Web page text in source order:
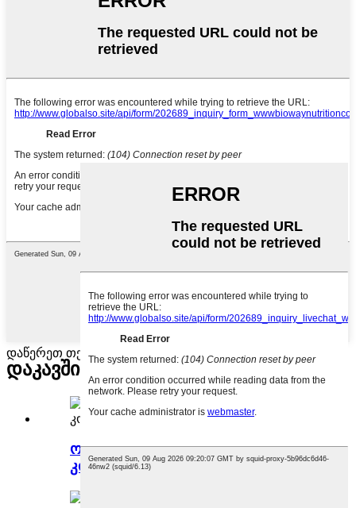
დაწერეთ თქვენი შეტყობინება აქ და გამოგვიგზავნეთ
დაკავშირებულიპროდუქტები
ორგანული სტაფილოს წვენის
კონცენტრატი